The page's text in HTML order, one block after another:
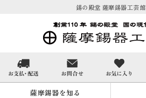
錫の殿堂 薩摩錫器工芸館
薩摩錫器を知る